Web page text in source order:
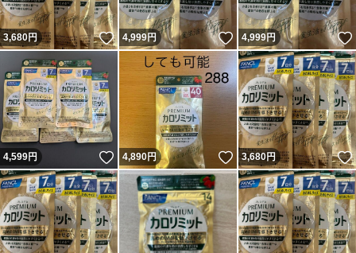
3,680円 いいね！
4,999円 いいね！
4,999円
4,599円 いいね！
4,890円 いいね！
3,680円